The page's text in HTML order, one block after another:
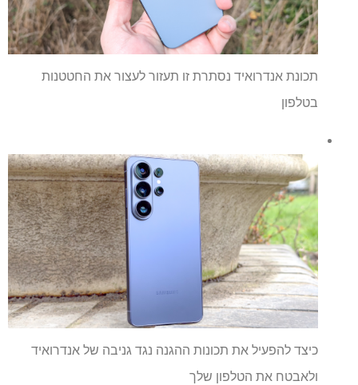
תכונת אנדרואיד נסתרת זו תעזור לעצור את החטטנות
בטלפון
כיצד להפעיל את תכונות ההגנה נגד גניבה של אנדרואיד
ולאבטח את הטלפון שלך